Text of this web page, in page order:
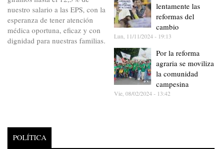
nuestro salario a las EPS, con la
esperanza de tener atención
médica oportuna, eficaz y con
dignidad para nuestras familias.
lentamente las
reformas del
cambio
Lun, 11/11/2024 - 19:13
Por la reforma
agraria se moviliza
la comunidad
campesina
Vie, 08/02/2024 - 13:42
POLÍTICA